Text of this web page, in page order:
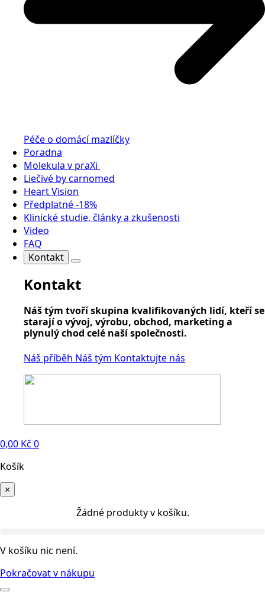
Péče o domácí mazlíčky
Poradna
Molekula v praXi
Liečivé by carnomed
Heart Vision
Předplatné -18%
Klinické studie, články a zkušenosti
Video
FAQ
Kontakt
Kontakt
Náš tým tvoří skupina kvalifikovaných lidí, kteří se
starají o vývoj, výrobu, obchod, marketing a
plynulý chod celé naší společnosti.
Náš příběh Náš tým Kontaktujte nás
0,00 Kč 0
Košík
×
Žádné produkty v košíku.
V košíku nic není.
Pokračovat v nákupu